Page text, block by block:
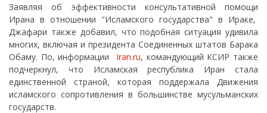
Заявляя об эффективности консультативной помощи
Ирана в отношении "Исламского государства" в Ираке,
Джафари также добавил, что подобная ситуация удивила
многих, включая и президента Соединенных штатов Барака
Обаму. По, информации
Iran.ru, командующий КСИР также
подчеркнул, что Исламская республика Иран стала
единственной страной, которая поддержала Движения
исламского сопротивления в большинстве мусульманских
государств.